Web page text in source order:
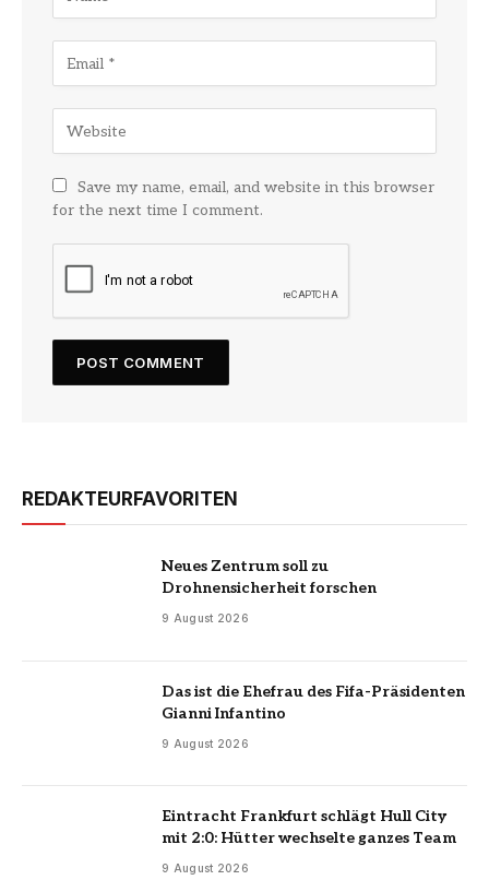
Save my name, email, and website in this browser
for the next time I comment.
REDAKTEURFAVORITEN
Neues Zentrum soll zu
Drohnensicherheit forschen
9 August 2026
Das ist die Ehefrau des Fifa-Präsidenten
Gianni Infantino
9 August 2026
Eintracht Frankfurt schlägt Hull City
mit 2:0: Hütter wechselte ganzes Team
9 August 2026